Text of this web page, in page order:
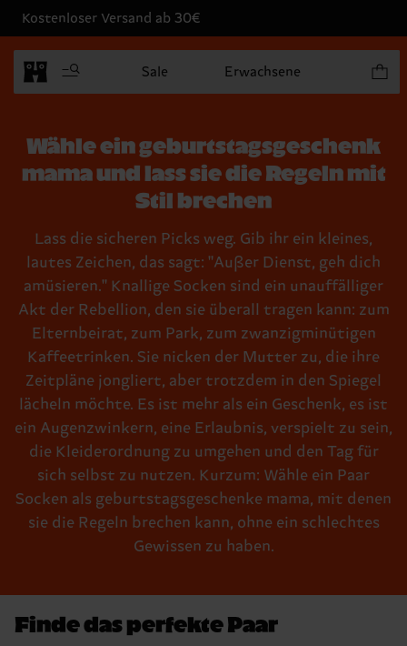
Kostenloser Versand ab 30€
Sale Erwachsene
Wähle ein geburtstagsgeschenk
mama und lass sie die Regeln mit
Stil brechen
Lass die sicheren Picks weg. Gib ihr ein kleines,
lautes Zeichen, das sagt: "Außer Dienst, geh dich
amüsieren." Knallige Socken sind ein unauffälliger
Akt der Rebellion, den sie überall tragen kann: zum
Elternbeirat, zum Park, zum zwanzigminütigen
Kaffeetrinken. Sie nicken der Mutter zu, die ihre
Zeitpläne jongliert, aber trotzdem in den Spiegel
lächeln möchte. Es ist mehr als ein Geschenk, es ist
ein Augenzwinkern, eine Erlaubnis, verspielt zu sein,
die Kleiderordnung zu umgehen und den Tag für
sich selbst zu nutzen. Kurzum: Wähle ein Paar
Socken als geburtstagsgeschenke mama, mit denen
sie die Regeln brechen kann, ohne ein schlechtes
Gewissen zu haben.
Finde das perfekte Paar